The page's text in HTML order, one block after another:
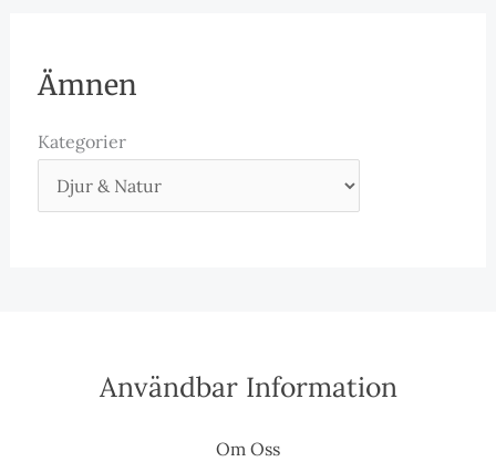
Ämnen
Kategorier
Användbar Information
Om Oss